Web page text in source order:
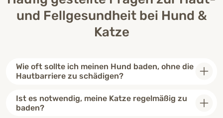
und Fellgesundheit bei Hund &
Katze
Wie oft sollte ich meinen Hund baden, ohne die
Hautbarriere zu schädigen?
Ist es notwendig, meine Katze regelmäßig zu
baden?